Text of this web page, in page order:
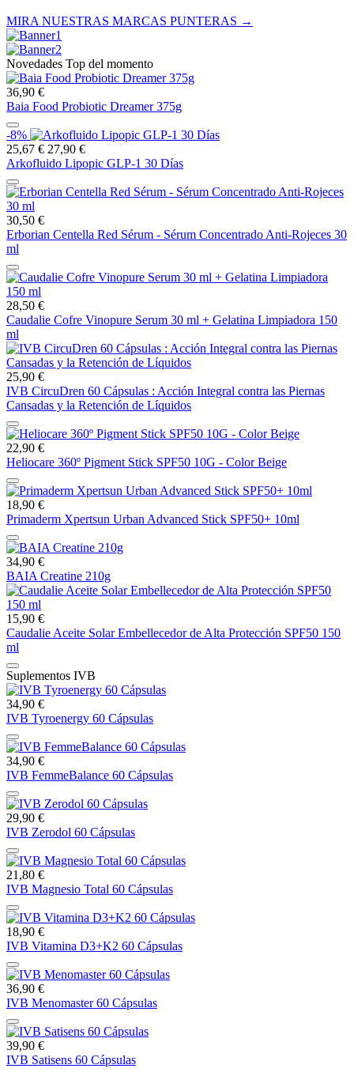
MIRA NUESTRAS MARCAS PUNTERAS →
Novedades Top del momento
36,90 €
Baia Food Probiotic Dreamer 375g
-8%
25,67 € 27,90 €
Arkofluido Lipopic GLP-1 30 Días
30,50 €
Erborian Centella Red Sérum - Sérum Concentrado Anti-Rojeces 30
ml
28,50 €
Caudalie Cofre Vinopure Serum 30 ml + Gelatina Limpiadora 150
ml
25,90 €
IVB CircuDren 60 Cápsulas : Acción Integral contra las Piernas
Cansadas y la Retención de Líquidos
22,90 €
Heliocare 360º Pigment Stick SPF50 10G - Color Beige
18,90 €
Primaderm Xpertsun Urban Advanced Stick SPF50+ 10ml
34,90 €
BAIA Creatine 210g
15,90 €
Caudalie Aceite Solar Embellecedor de Alta Protección SPF50 150
ml
Suplementos IVB
34,90 €
IVB Tyroenergy 60 Cápsulas
34,90 €
IVB FemmeBalance 60 Cápsulas
29,90 €
IVB Zerodol 60 Cápsulas
21,80 €
IVB Magnesio Total 60 Cápsulas
18,90 €
IVB Vitamina D3+K2 60 Cápsulas
36,90 €
IVB Menomaster 60 Cápsulas
39,90 €
IVB Satisens 60 Cápsulas